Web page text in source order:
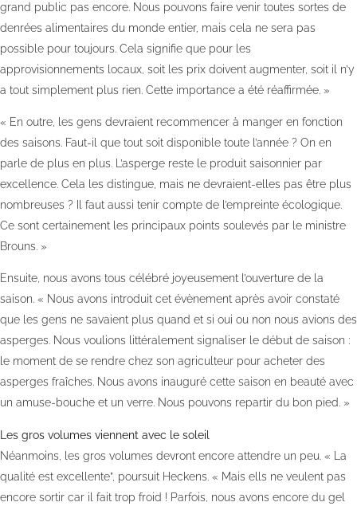
grand public pas encore. Nous pouvons faire venir toutes sortes de
denrées alimentaires du monde entier, mais cela ne sera pas
possible pour toujours. Cela signifie que pour les
approvisionnements locaux, soit les prix doivent augmenter, soit il n’y
a tout simplement plus rien. Cette importance a été réaffirmée. »
« En outre, les gens devraient recommencer à manger en fonction
des saisons. Faut-il que tout soit disponible toute l’année ? On en
parle de plus en plus. L’asperge reste le produit saisonnier par
excellence. Cela les distingue, mais ne devraient-elles pas être plus
nombreuses ? Il faut aussi tenir compte de l’empreinte écologique.
Ce sont certainement les principaux points soulevés par le ministre
Brouns. »
Ensuite, nous avons tous célébré joyeusement l’ouverture de la
saison. « Nous avons introduit cet évènement après avoir constaté
que les gens ne savaient plus quand et si oui ou non nous avions des
asperges. Nous voulions littéralement signaliser le début de saison :
le moment de se rendre chez son agriculteur pour acheter des
asperges fraîches. Nous avons inauguré cette saison en beauté avec
un amuse-bouche et un verre. Nous pouvons repartir du bon pied. »
Les gros volumes viennent avec le soleil
Néanmoins, les gros volumes devront encore attendre un peu. « La
qualité est excellente”, poursuit Heckens. « Mais ells ne veulent pas
encore sortir car il fait trop froid ! Parfois, nous avons encore du gel